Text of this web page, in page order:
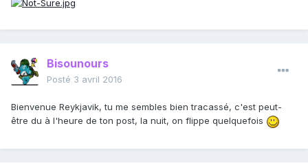
Bisounours
Posté 3 avril 2016
Bienvenue Reykjavik, tu me sembles bien tracassé, c'est peut-
être du à l'heure de ton post, la nuit, on flippe quelquefois